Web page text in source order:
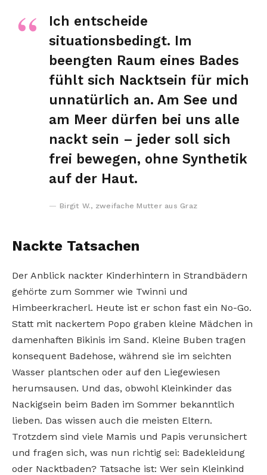
Ich entscheide
situationsbedingt. Im
beengten Raum eines Bades
fühlt sich Nacktsein für mich
unnatürlich an. Am See und
am Meer dürfen bei uns alle
nackt sein – jeder soll sich
frei bewegen, ohne Synthetik
auf der Haut.
Birgit W., zweifache Mutter aus Graz
Nackte Tatsachen
Der Anblick nackter Kinderhintern in Strandbädern
gehörte zum Sommer wie Twinni und
Himbeerkracherl. Heute ist er schon fast ein No-Go.
Statt mit nackertem Popo graben kleine Mädchen in
damenhaften Bikinis im Sand. Kleine Buben tragen
konsequent Badehose, während sie im seichten
Wasser plantschen oder auf den Liegewiesen
herumsausen. Und das, obwohl Kleinkinder das
Nackigsein beim Baden im Sommer bekanntlich
lieben. Das wissen auch die meisten Eltern.
Trotzdem sind viele Mamis und Papis verunsichert
und fragen sich, was nun richtig sei: Badekleidung
oder Nacktbaden? Tatsache ist: Wer sein Kleinkind